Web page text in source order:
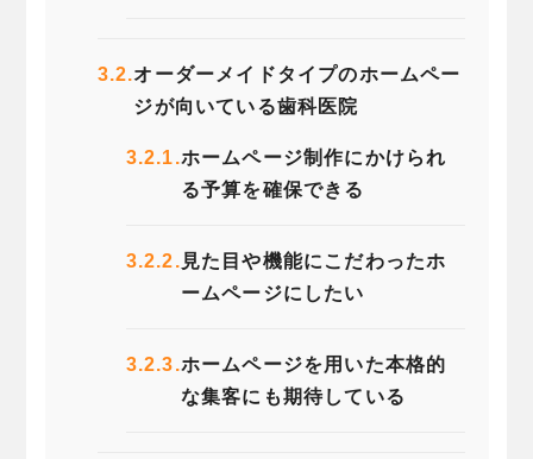
3.2.オーダーメイドタイプのホームペー
ジが向いている歯科医院
3.2.1.ホームページ制作にかけられ
る予算を確保できる
3.2.2. 見た目や機能にこだわったホ
ームページにしたい
3.2.3.ホームページを用いた本格的
な集客にも期待している